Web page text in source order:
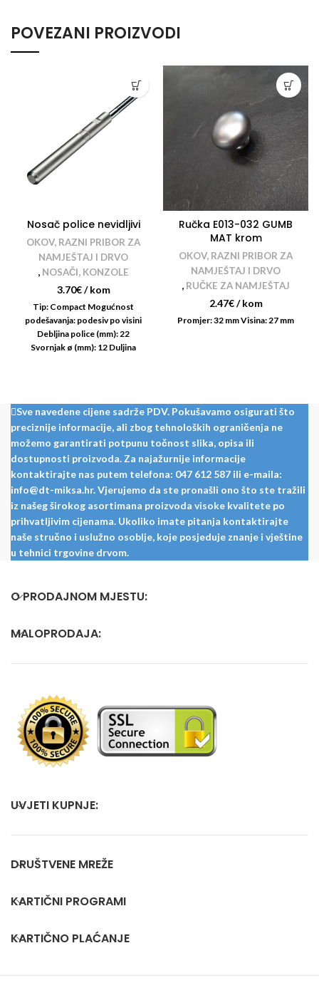
POVEZANI PROIZVODI
Nosač police nevidljivi
OKOV, RAZNI PRIBOR ZA
NAMJEŠTAJ I DRVO
, NOSAČI, KONZOLE
3.70€/ kom
Tip: Compact Mogućnost
podešavanja: podesiv po visini
Debljina police (mm): 22
Svornjak ø (mm): 12 Duljina
Ručka E013-032 GUMB
MAT krom
OKOV, RAZNI PRIBOR ZA
NAMJEŠTAJ I DRVO
, RUČKE ZA NAMJEŠTAJ
2.47€/ kom
Promjer: 32 mm Visina: 27 mm
Sve navedene cijene sadrže PDV. Pokušavamo osigurati što
preciznije informacije, ali zbog tehnoloških ograničenja ne
možemo garantirati potpunu točnost slika, opisa ili
dostupnosti proizvoda. Za najažurnije informacije
kontaktirajte nas putem telefona: 047 612 587 ili e-maila:
info@dt-miksa.hr. Vjerujemo da ste pronašli ono što ste tražili
iz našeg širokog asortimana proizvoda visoke kvalitete po
prihvatljivim cijenama. Ukoliko imate pitanja kontaktirajte
naše stručno i uslužno osoblje, koje posjeduje znanje i vještine
u tehnici trgovine drvom.
O PRODAJNOM MJESTU:
MALOPRODAJA:
UVJETI KUPNJE:
DRUŠTVENE MREŽE
KARTIČNI PROGRAMI
KARTIČNO PLAĆANJE